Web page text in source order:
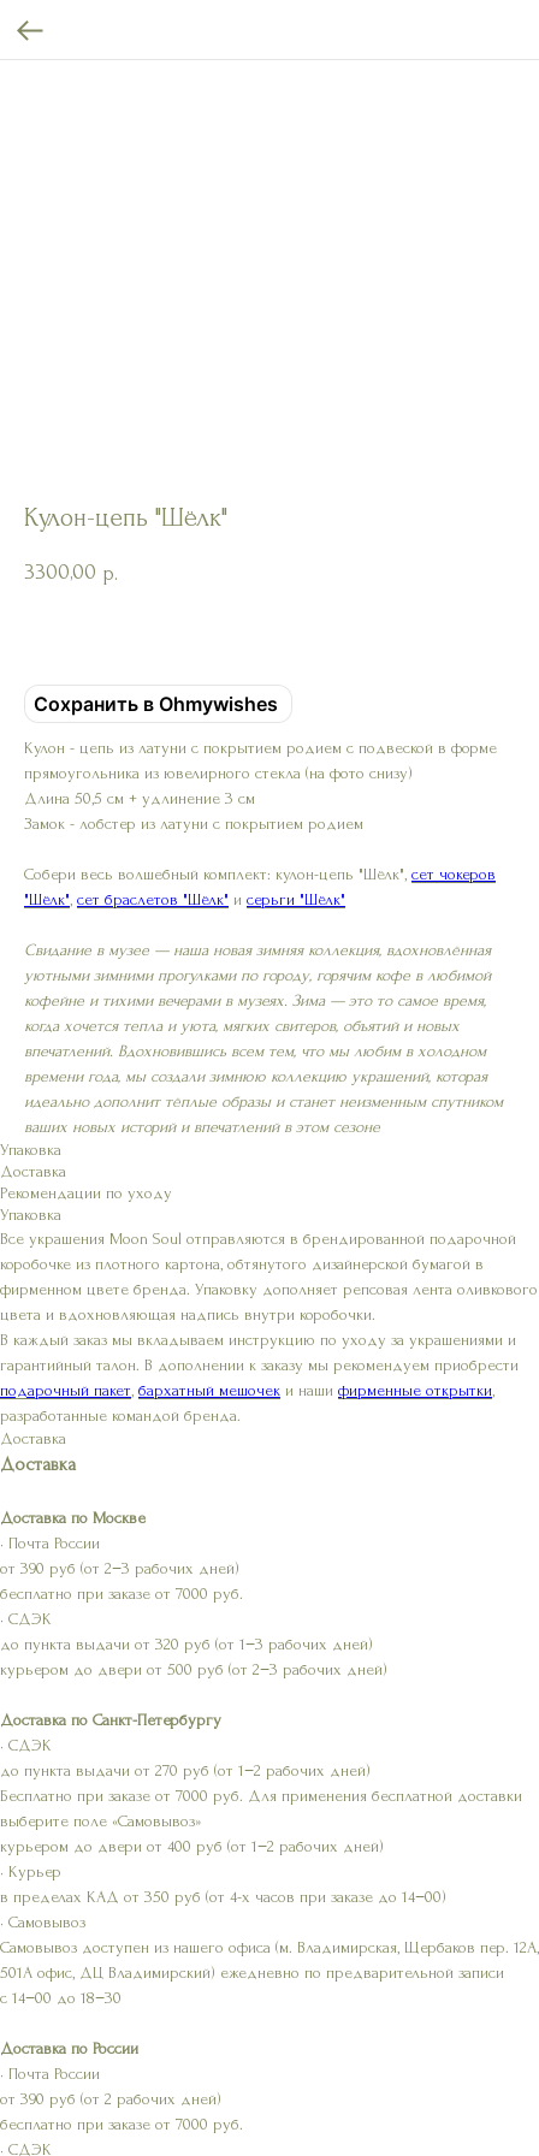
Кулон-цепь "Шёлк"
3300,00 р.
Сохранить в Ohmywishes
Кулон - цепь из латуни с покрытием родием с подвеской в форме
прямоугольника из ювелирного стекла (на фото снизу)
Длина 50,5 см + удлинение 3 см
Замок - лобстер из латуни с покрытием родием
Собери весь волшебный комплект: кулон-цепь "Шёлк", сет чокеров
"Шёлк" сет браслетов "Шёлк" и серьги "Шёлк"
Свидание в музее — наша новая зимняя коллекция, вдохновлённая
уютными зимними прогулками по городу, горячим кофе в любимой
кофейне и тихими вечерами в музеях. Зима — это то самое время,
когда хочется тепла и уюта, мягких свитеров, объятий и новых
впечатлений. Вдохновившись всем тем, что мы любим в холодном
времени года, мы создали зимнюю коллекцию украшений, которая
идеально дополнит тёплые образы и станет неизменным спутником
ваших новых историй и впечатлений в этом сезоне
Упаковка
Доставка
Рекомендации по уходу
Упаковка
Все украшения Moon Soul отправляются в брендированной подарочной
коробочке из плотного картона, обтянутого дизайнерской бумагой в
фирменном цвете бренда. Упаковку дополняет репсовая лента оливкового
цвета и вдохновляющая надпись внутри коробочки.
В каждый заказ мы вкладываем инструкцию по уходу за украшениями и
гарантийный талон. В дополнении к заказу мы рекомендуем приобрести
подарочный пакет бархатный мешочек и наши фирменные открытки
разработанные командой бренда.
Доставка
Доставка
Доставка по Москве
• Почта России
от 390 руб (от 2−3 рабочих дней)
бесплатно при заказе от 7000 руб.
• СДЭК
до пункта выдачи от 320 руб (от 1−3 рабочих дней)
курьером до двери от 500 руб (от 2−3 рабочих дней)
Доставка по Санкт-Петербургу
• СДЭК
до пункта выдачи от 270 руб (от 1−2 рабочих дней)
Бесплатно при заказе от 7000 руб. Для применения бесплатной доставки
выберите поле «Самовывоз»
курьером до двери от 400 руб (от 1−2 рабочих дней)
• Курьер
в пределах КАД от 350 руб (от 4-х часов при заказе до 14−00)
• Самовывоз
Самовывоз доступен из нашего офиса (м. Владимирская, Щербаков пер. 12А,
501А офис, ДЦ Владимирский) ежедневно по предварительной записи
с 14−00 до 18−30
Доставка по России
• Почта России
от 390 руб (от 2 рабочих дней)
бесплатно при заказе от 7000 руб.
• СДЭК